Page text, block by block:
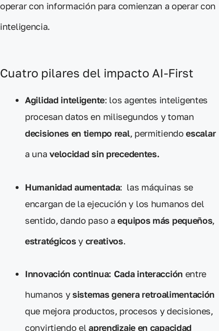
operar con información para comienzan aoperar con
inteligencia.
Cuatro pilares del impacto AI-First
Agilidad inteligente: los agentes inteligentes
procesan datos en milisegundos y toman
decisiones en tiempo real, permitiendoescalar
a unavelocidad sin precedentes.
Humanidad aumentada: las máquinas se
encargan de la ejecución y los humanos del
sentido, dando paso aequipos más pequeños,
estratégicosy creativos.
Innovación continua: Cada interacción entre
humanos ysistemas genera retroalimentación
que mejora productos, procesos y decisiones,
convirtiendo elaprendizaje en capacidad